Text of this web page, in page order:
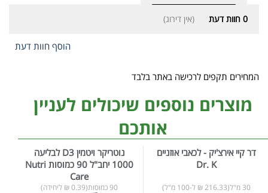
0 חוות דעת (אין דירוג)
הוסף חוות דעת
המחירים תקפים לרכישה באתר בלבד
מוצרים נוספים שיכולים לעניין
אותכם
דר קיי אירצ'יק - לכאבי אוזניים
Dr. K
30 מ"ל(216.33 ₪ ל-100 מ"ל)
נוטריקר ויטמין D3 לבליעה
1000 יחב"ל 90 כמוסות Nutri
Care
90 כמוסות(0.39 ₪ ליחידה)